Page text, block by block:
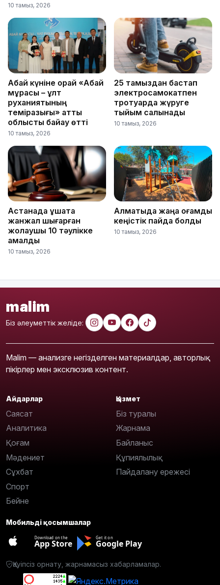
10 тамыз, 2026
Абай күніне орай «Абай
мұрасы – ұлт
руханиятының
темірқазығы» атты
облыстық байқау өтті
10 тамыз, 2026
25 тамыздан бастап
электросамокатпен
тротуарда жүруге
тыйым салынады
10 тамыз, 2026
Астанада ұшақта
жанжал шығарған
жолаушы 10 тәулікке
қамалды
10 тамыз, 2026
Алматыда жаңа қоғамдық
кеңістік пайда болды
10 тамыз, 2026
malim
Біз әлеуметтік желіде:
Malim — анализге негізделген материалдар, авторлық
пікірлер мен эксклюзив контент.
Айдарлар
Саясат
Аналитика
Қоғам
Мәдениет
Сұхбат
Спорт
Бейне
Қызмет
Біз туралы
Жарнама
Байланыс
Құпиялылық
Пайдалану ережесі
Мобильді қосымшалар
Download on the
App Store
Get it on
Google Play
Қауіпсіз орнату, жарнамасыз хабарламалар.